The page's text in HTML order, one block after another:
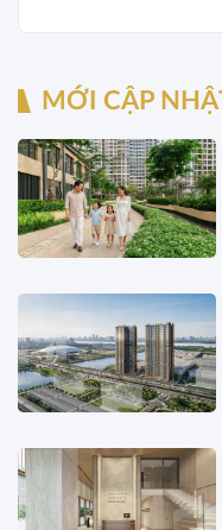
MỚI CẬP